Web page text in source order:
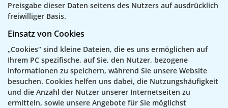
Preisgabe dieser Daten seitens des Nutzers auf ausdrücklich
freiwilliger Basis.
Einsatz von Cookies
„Cookies“ sind kleine Dateien, die es uns ermöglichen auf
Ihrem PC spezifische, auf Sie, den Nutzer, bezogene
Informationen zu speichern, während Sie unsere Website
besuchen. Cookies helfen uns dabei, die Nutzungshäufigkeit
und die Anzahl der Nutzer unserer Internetseiten zu
ermitteln, sowie unsere Angebote für Sie möglichst